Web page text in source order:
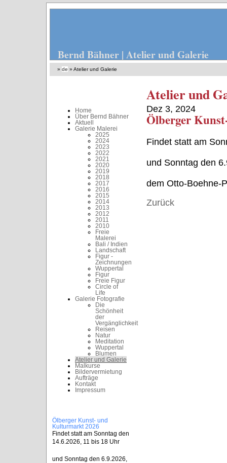
Bernd Bähner | Atelier und Galerie
» de » Atelier und Galerie
Home
Über Bernd Bähner
Aktuell
Galerie Malerei
2025
2024
2023
2022
2021
2020
2019
2018
2017
2016
2015
2014
2013
2012
2011
2010
Freie
Malerei
Bali / Indien
Landschaft
Figur -
Zeichnungen
Wuppertal
Figur
Freie Figur
Circle of
Life
Galerie Fotografie
Die
Schönheit
der
Vergänglichkeit
Reisen
Natur
Meditation
Wuppertal
Blumen
Atelier und Galerie
Malkurse
Bildervermietung
Aufträge
Kontakt
Impressum
Ölberger Kunst- und
Kulturmarkt 2026
Findet statt am Sonntag den
14.6.2026, 11 bis 18 Uhr
und Sonntag den 6.9.2026,
Atelier und
Dez 3, 2024
Ölberger
Findet statt am
und Sonntag den
dem Otto-Boehne-
Zurück